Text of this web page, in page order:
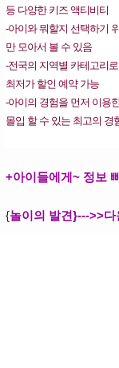
등 다양한 키즈 액티비티
-아이와 뭐할지 선택하기
만 모아서 볼 수 있음
-전국의 지역별 카테고리
최저가 할인 예약 가능
-아이의 경험을 먼저 이용
몰입 할 수 있는 최고의 경
+아이들에게~ 정보
{놀이의 발견}--->>다